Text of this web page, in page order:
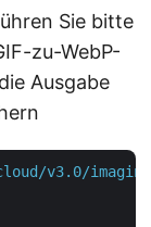
Sie bitte
zu-WebP-
Ausgabe
v3.0/imaging/